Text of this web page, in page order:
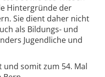
Hintergründe der
Sie dient daher nicht
als Bildungs- und
Jugendliche und
und somit zum 54. Mal